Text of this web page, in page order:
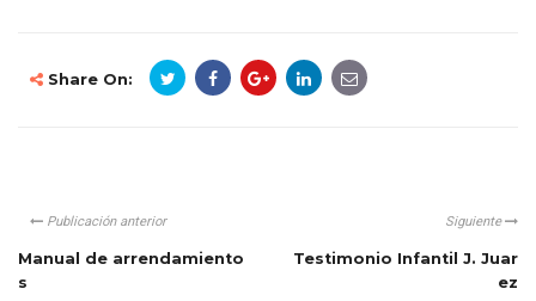
Share On:
Publicación anterior
Manual de arrendamiento
s
Siguiente
Testimonio Infantil J. Juar
ez